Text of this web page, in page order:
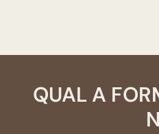
QUAL A